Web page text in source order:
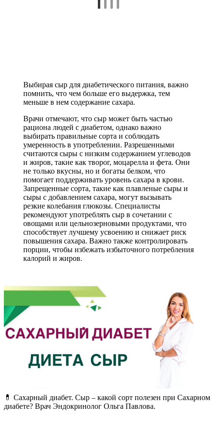
Выбирая сыр для диабетического питания, важно
помнить, что чем больше его выдержка, тем
меньше в нем содержание сахара.
Врачи отмечают, что сыр может быть частью
рациона людей с диабетом, однако важно
выбирать правильные сорта и соблюдать
умеренность в употреблении. Разрешенными
считаются сыры с низким содержанием углеводов
и жиров, такие как творог, моцарелла и фета. Они
не только вкусны, но и богаты белком, что
помогает поддерживать уровень сахара в крови.
Запрещенные сорта, такие как плавленые сыры и
сыры с добавлением сахара, могут вызывать
резкие колебания глюкозы. Специалисты
рекомендуют употреблять сыр в сочетании с
овощами или цельнозерновыми продуктами, что
способствует лучшему усвоению и снижает риск
повышения сахара. Важно также контролировать
порции, чтобы избежать избыточного потребления
калорий и жиров.
💊 Сахарный диабет. Сыр – какой сорт полезен при Сахарном
диабете? Врач Эндокринолог Ольга Павлова.